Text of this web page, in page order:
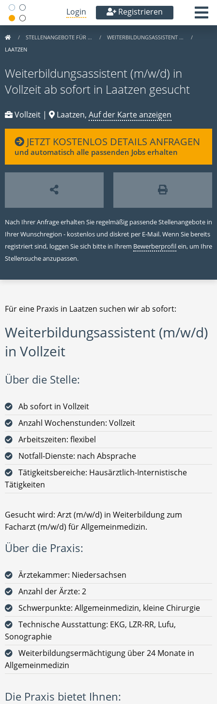
Login Registrieren
STELLENANGEBOTE FÜR …
WEITERBILDUNGSASSISTENT …
LAATZEN
Weiterbildungsassistent (m/w/d) in
Vollzeit ab sofort in Laatzen gesucht
Vollzeit | Laatzen, Auf der Karte anzeigen
JETZT KOSTENLOS DETAILS ANFRAGEN
und automatisch alle passenden Jobs erhalten
Nach Ihrer Anfrage erhalten Sie regelmäßig passende Stellenangebote in
Ihrer Wunschregion - kostenlos und diskret per E-Mail. Wenn Sie bereits
registriert sind, loggen Sie sich bitte in Ihrem Bewerberprofilein, um Ihre
Stellensuche anzupassen.
Für eine Praxis in Laatzen suchen wir ab sofort:
Weiterbildungsassistent (m/w/d)
in Vollzeit
Über die Stelle:
Ab sofort in Vollzeit
Anzahl Wochenstunden: Vollzeit
Arbeitszeiten: flexibel
Notfall-Dienste: nach Absprache
Tätigkeitsbereiche: Hausärztlich-Internistische
Tätigkeiten
Gesucht wird: Arzt (m/w/d) in Weiterbildung zum
Facharzt (m/w/d) für Allgemeinmedizin.
Über die Praxis:
Ärztekammer: Niedersachsen
Anzahl der Ärzte: 2
Schwerpunkte: Allgemeinmedizin, kleine Chirurgie
Technische Ausstattung: EKG, LZR-RR, Lufu,
Sonographie
Weiterbildungsermächtigung über 24 Monate in
Allgemeinmedizin
Die Praxis bietet Ihnen: